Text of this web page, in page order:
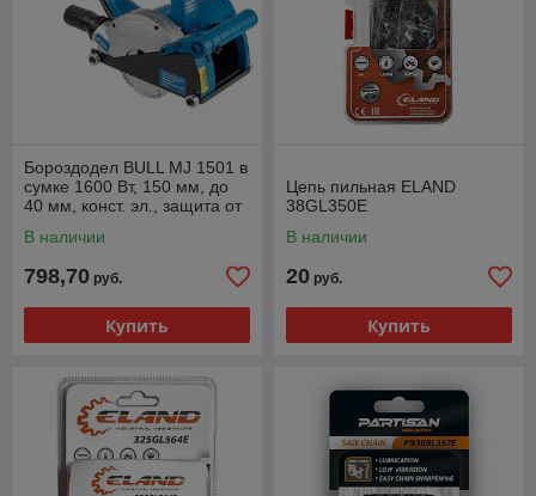
Бороздодел BULL MJ 1501 в
сумке 1600 Вт, 150 мм, до
40 мм, конст. эл., защита от
В наличии
798,70 руб.
Купить
Цепь пильная ELAND
38GL350E
В наличии
20 руб.
Купить